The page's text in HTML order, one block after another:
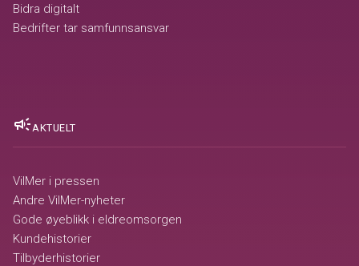
Bidra digitalt
Bedrifter tar samfunnsansvar
campaign AKTUELT
VilMer i pressen
Andre VilMer-nyheter
Gode øyeblikk i eldreomsorgen
Kundehistorier
Tilbyderhistorier